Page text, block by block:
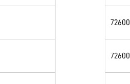
72600
72600